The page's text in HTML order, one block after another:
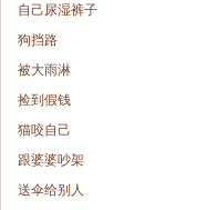
自己尿湿裤子
狗挡路
被大雨淋
捡到假钱
猫咬自己
跟婆婆吵架
送伞给别人